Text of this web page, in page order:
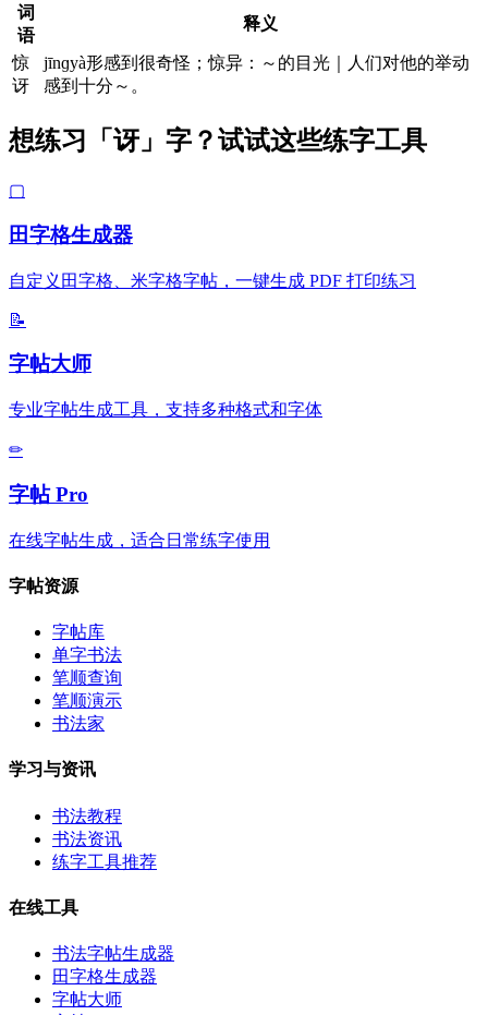
词
语
释义
惊
讶
jīnɡyà形感到很奇怪；惊异：～的目光｜人们对他的举动
感到十分～。
想练习「讶」字？试试这些练字工具
▢
田字格生成器
自定义田字格、米字格字帖，一键生成 PDF 打印练习
📝
字帖大师
专业字帖生成工具，支持多种格式和字体
✏
字帖 Pro
在线字帖生成，适合日常练字使用
字帖资源
字帖库
单字书法
笔顺查询
笔顺演示
书法家
学习与资讯
书法教程
书法资讯
练字工具推荐
在线工具
书法字帖生成器
田字格生成器
字帖大师